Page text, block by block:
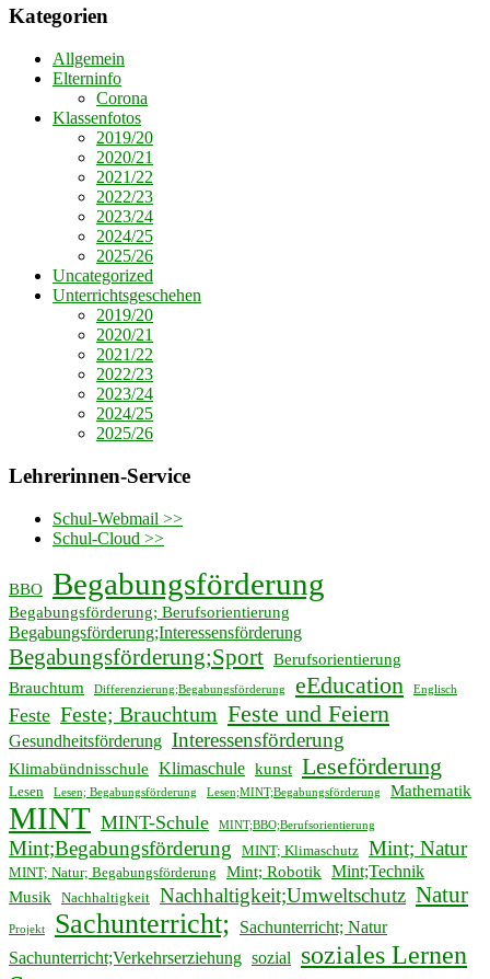
Kategorien
Allgemein
Elterninfo
Corona
Klassenfotos
2019/20
2020/21
2021/22
2022/23
2023/24
2024/25
2025/26
Uncategorized
Unterrichtsgeschehen
2019/20
2020/21
2021/22
2022/23
2023/24
2024/25
2025/26
Lehrerinnen-Service
Schul-Webmail >>
Schul-Cloud >>
BBO Begabungsförderung
Begabungsförderung; Berufsorientierung
Begabungsförderung;Interessensförderung
Begabungsförderung;Sport Berufsorientierung
Brauchtum
Differenzierung;Begabungsförderung eEducation Englisch
Feste Feste; Brauchtum Feste und Feiern
Gesundheitsförderung Interessensförderung
Klimabündnisschule Klimaschule kunst Leseförderung
Lesen Lesen; Begabungsförderung Lesen;MINT;Begabungsförderung Mathematik
MINT MINT-Schule MINT;BBO;Berufsorientierung
Mint;Begabungsförderung MINT; Klimaschutz Mint; Natur
MINT; Natur; Begabungsförderung Mint; Robotik Mint;Technik
Musik Nachhaltigkeit Nachhaltigkeit;Umweltschutz Natur
Projekt Sachunterricht; Sachunterricht; Natur
Sachunterricht;Verkehrserziehung sozial soziales Lernen